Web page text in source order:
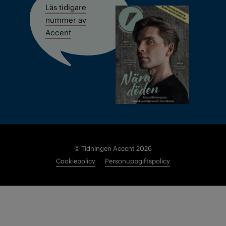
Läs tidigare
nummer av
Accent
© Tidningen Accent 2026
Cookiepolicy
Personuppgiftspolicy